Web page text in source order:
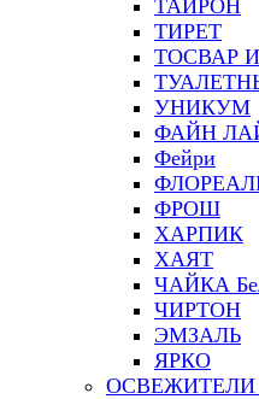
ТАЙРОН
ТИРЕТ
ТОСВАР
УНИКУМ
ФАЙН
Фейри
ФРОШ
ХАРПИК
ХАЯТ
ЧАЙКА
ЧИРТОН
ЭМЗАЛЬ
ЯРКО
ОСВЕЖИТЕЛИ